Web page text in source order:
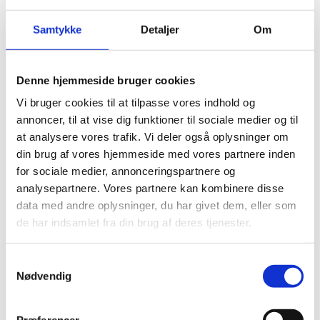
Samtykke Detaljer Om
Denne hjemmeside bruger cookies
Vi bruger cookies til at tilpasse vores indhold og
annoncer, til at vise dig funktioner til sociale medier og til
at analysere vores trafik. Vi deler også oplysninger om
din brug af vores hjemmeside med vores partnere inden
for sociale medier, annonceringspartnere og
analysepartnere. Vores partnere kan kombinere disse
data med andre oplysninger, du har givet dem, eller som
de har indsamlet fra din brug af deres tjenester.
Nødvendig
No Noise - Vinyl prof.
u/damspær
720,00kr.
Den
oprindelige
pris
var:
720,00 kr..
499,00 kr.
Den
aktuelle
pris
er:
499,00 kr..
Andre har også kigget
på...
-20% -20% -